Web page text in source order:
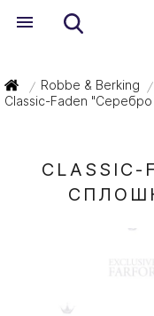
/ Robbe & Berking /
Classic-Faden